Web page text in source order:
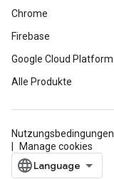
Chrome
Firebase
Google Cloud Platform
Alle Produkte
Nutzungsbedingungen
Manage cookies